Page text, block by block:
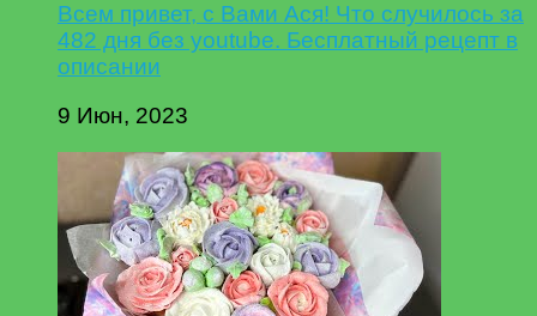
Всем привет, с Вами Ася! Что случилось за
482 дня без youtube. Бесплатный рецепт в
описании
9 Июн, 2023